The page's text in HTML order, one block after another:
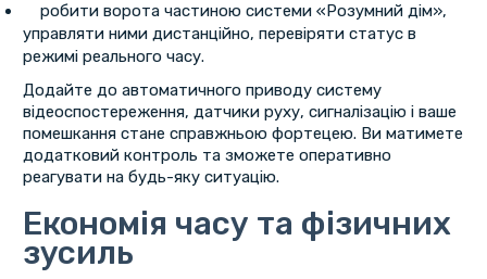
робити ворота частиною системи «Розумний дім»,
управляти ними дистанційно, перевіряти статус в
режимі реального часу.
Додайте до автоматичного приводу систему
відеоспостереження, датчики руху, сигналізацію і ваше
помешкання стане справжньою фортецею. Ви матимете
додатковий контроль та зможете оперативно
реагувати на будь-яку ситуацію.
Економія часу та фізичних
зусиль